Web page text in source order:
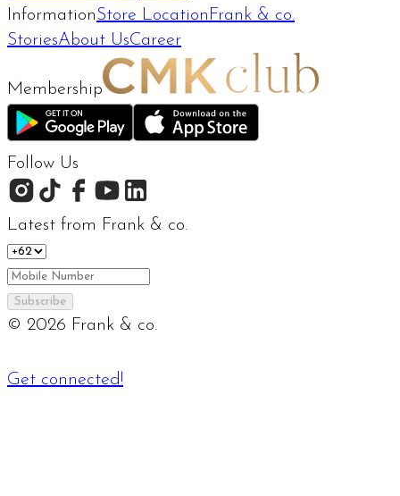
InformationStore Location Frank & co.
StoriesAbout UsCareer
Membership
Follow Us
Latest from Frank & co.
Subscribe
© 2026 Frank & co.
Get connected!